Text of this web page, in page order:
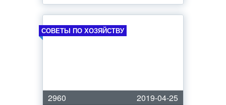
СОВЕТЫ ПО ХОЗЯЙСТВУ
2960
2019-04-25